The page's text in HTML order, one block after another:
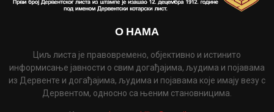
О НАМА
Циљ листа је правовремено, објективно и истинито
информисање јавности о свим догађајима, људима и појавама
из Дервенте и догађајима, људима и појавама које имају везу с
Дервентом, односно са њеним становницима.